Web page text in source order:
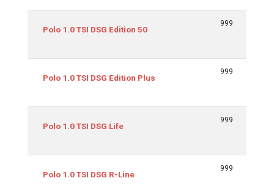
Polo 1.0 TSI DSG Edition 50
999
Polo 1.0 TSI DSG Edition Plus
999
Polo 1.0 TSI DSG Life
999
Polo 1.0 TSI DSG R-Line
999